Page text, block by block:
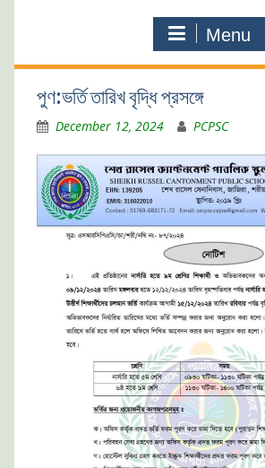
Menu
পুণ:ভর্তি তারিখ বৃদ্ধি প্রসঙ্গে
December 12, 2024 PCPSC